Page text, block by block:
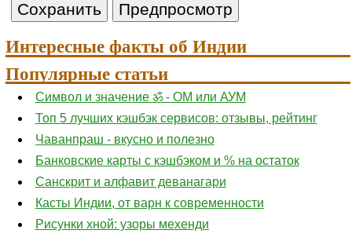
Интересные факты об Индии
Популярные статьи
Символ и значение ॐ - ОМ или АУМ
Топ 5 лучших кэшбэк сервисов: отзывы, рейтинг
Чаванпраш - вкусно и полезно
Банковские карты с кэшбэком и % на остаток
Санскрит и алфавит деванагари
Касты Индии, от варн к современности
Рисунки хной: узоры мехенди